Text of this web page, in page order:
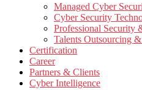
Managed Cyber
Cyber Security
Professional Security
Talents Outsourcing
Certification
Career
Partners & Clients
Cyber Intelligence